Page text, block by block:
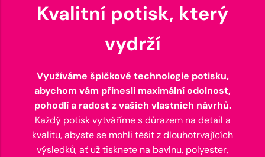
Kvalitní potisk, který
vydrží
Využíváme špičkové technologie potisku,
abychom vám přinesli maximální odolnost,
pohodlí a radost z vašich vlastních návrhů.
Každý potisk vytváříme s důrazem na detail a
kvalitu, abyste se mohli těšit z dlouhotrvajících
výsledků, ať už tisknete na bavlnu, polyester,